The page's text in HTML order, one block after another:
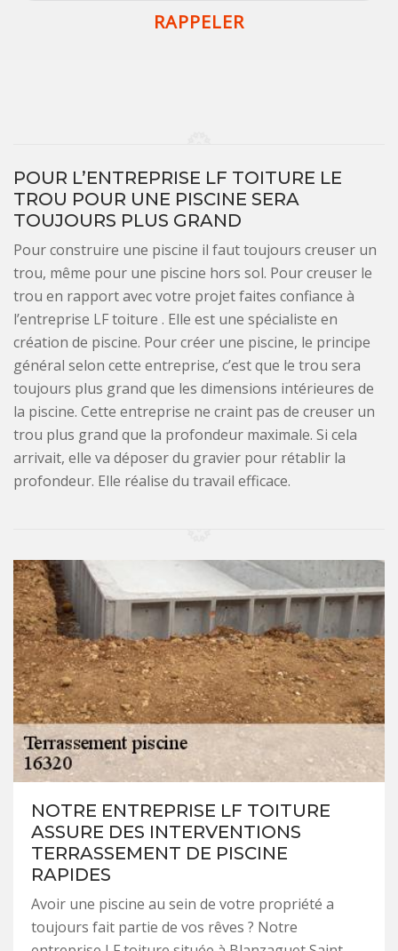
POUR L’ENTREPRISE LF TOITURE LE
TROU POUR UNE PISCINE SERA
TOUJOURS PLUS GRAND
Pour construire une piscine il faut toujours creuser un
trou, même pour une piscine hors sol. Pour creuser le
trou en rapport avec votre projet faites confiance à
l’entreprise LF toiture . Elle est une spécialiste en
création de piscine. Pour créer une piscine, le principe
général selon cette entreprise, c’est que le trou sera
toujours plus grand que les dimensions intérieures de
la piscine. Cette entreprise ne craint pas de creuser un
trou plus grand que la profondeur maximale. Si cela
arrivait, elle va déposer du gravier pour rétablir la
profondeur. Elle réalise du travail efficace.
NOTRE ENTREPRISE LF TOITURE
ASSURE DES INTERVENTIONS
TERRASSEMENT DE PISCINE
RAPIDES
Avoir une piscine au sein de votre propriété a
toujours fait partie de vos rêves ? Notre